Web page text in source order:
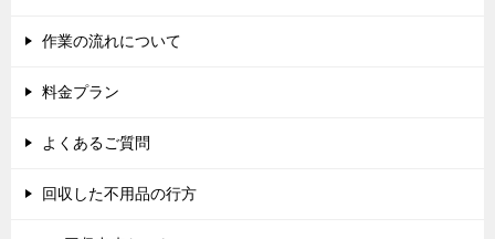
作業の流れについて
料金プラン
よくあるご質問
回収した不用品の行方